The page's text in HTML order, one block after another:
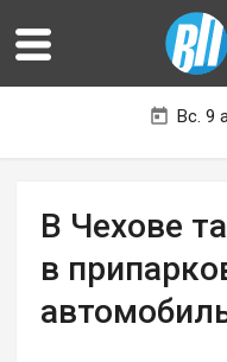
Вс. 9
В Чехове
в